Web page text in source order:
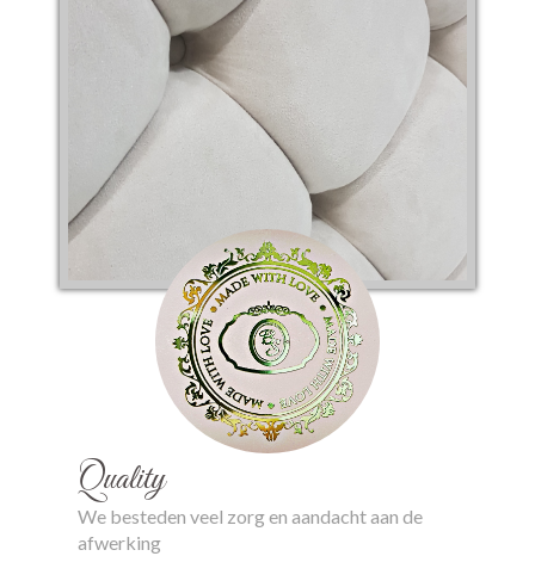
Quality
We besteden veel zorg en aandacht aan de
afwerking